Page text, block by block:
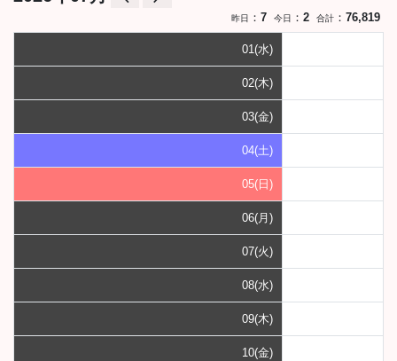
昨日 ： 7 今日 ： 2 合計 ： 76,819
01(水)
02(木)
03(金)
04(土)
05(日)
06(月)
07(火)
08(水)
09(木)
10(金)